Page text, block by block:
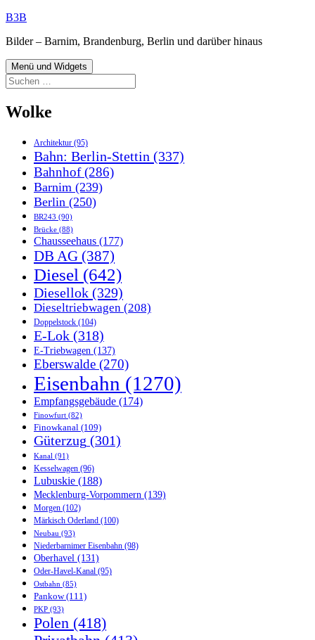
Zum
springen
B3B
Bilder – Barnim, Brandenburg, Berlin und darüber hinaus
Menü und Widgets
Suchen
nach:
Wolke
Architektur (95)
Bahn: Berlin-Stettin (337)
Bahnhof(286)
Barnim (239)
Berlin (250)
BR243 (90)
Brücke (88)
Chausseehaus (177)
DB AG (387)
Diesel (642)
Diesellok (329)
Dieseltriebwagen (208)
Doppelstock (104)
E-Lok (318)
E-Triebwagen (137)
Eberswalde (270)
Eisenbahn (1270)
Empfangsgebäude (174)
Finowfurt (82)
Finowkanal (109)
Güterzug (301)
Kanal (91)
Kesselwagen (96)
Lubuskie (188)
Mecklenburg-Vorpommern (139)
Morgen (102)
Märkisch Oderland (100)
Neubau (93)
Niederbarnimer Eisenbahn (98)
Oberhavel (131)
Oder-Havel-Kanal (95)
Ostbahn (85)
Pankow(111)
PKP (93)
Polen (418)